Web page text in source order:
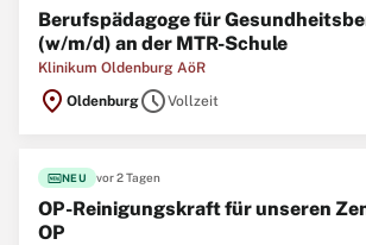
Berufspädagoge für
(w/m/d) an der MTR-Schule
Klinikum Oldenburg AöR
location_on OldenburgscheduleVollzeit
fiber_newNEU vor 2 Tagen
OP-Reinigungskraft für unseren
OP